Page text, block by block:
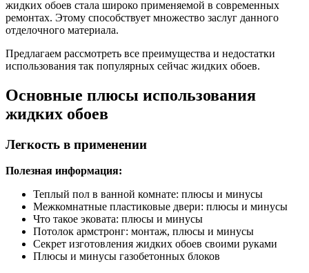
жидких обоев стала широко применяемой в современных
ремонтах. Этому способствует множество заслуг данного
отделочного материала.
Предлагаем рассмотреть все преимущества и недостатки
использования так популярных сейчас жидких обоев.
Основные плюсы использования
жидких обоев
Легкость в применении
Полезная информация:
Теплый пол в ванной комнате: плюсы и минусы
Межкомнатные пластиковые двери: плюсы и минусы
Что такое эковата: плюсы и минусы
Потолок армстронг: монтаж, плюсы и минусы
Секрет изготовления жидких обоев своими руками
Плюсы и минусы газобетонных блоков